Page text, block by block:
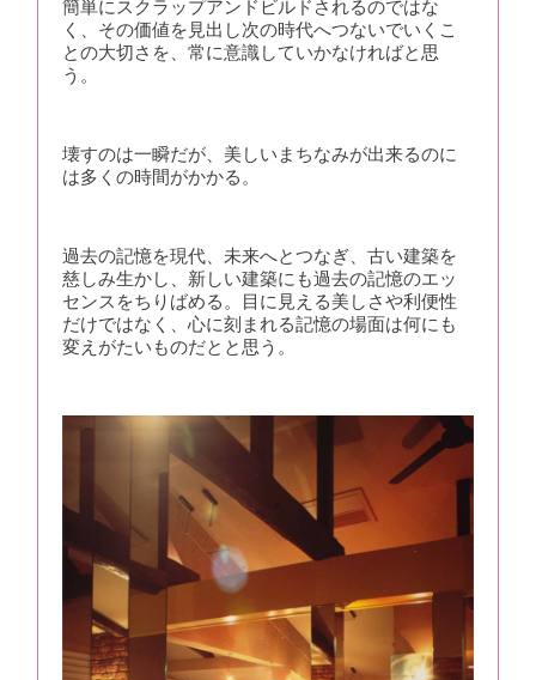
簡単にスクラップアンドビルドされるのではな
く、その価値を見出し次の時代へつないでいくこ
との大切さを、常に意識していかなければと思
う。
壊すのは一瞬だが、美しいまちなみが出来るのに
は多くの時間がかかる。
過去の記憶を現代、未来へとつなぎ、古い建築を
慈しみ生かし、新しい建築にも過去の記憶のエッ
センスをちりばめる。目に見える美しさや利便性
だけではなく、心に刻まれる記憶の場面は何にも
変えがたいものだとと思う。